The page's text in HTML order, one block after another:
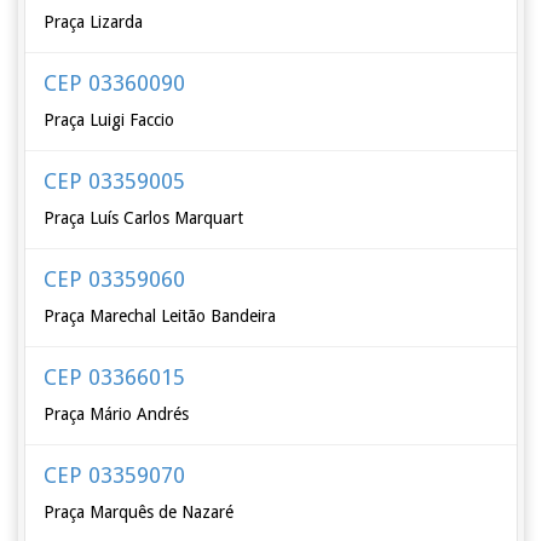
Praça Lizarda
CEP 03360090
Praça Luigi Faccio
CEP 03359005
Praça Luís Carlos Marquart
CEP 03359060
Praça Marechal Leitão Bandeira
CEP 03366015
Praça Mário Andrés
CEP 03359070
Praça Marquês de Nazaré